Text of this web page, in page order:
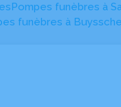
Pompes funèbres à
funèbres à